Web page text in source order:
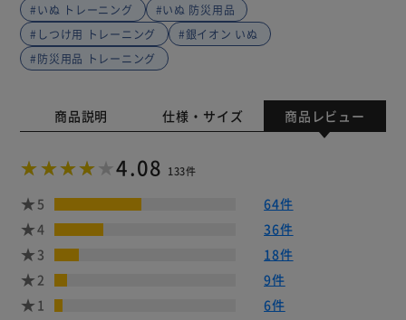
#いぬ トレーニング
#いぬ 防災用品
#しつけ用 トレーニング
#銀イオン いぬ
#防災用品 トレーニング
商品説明 仕様・サイズ 商品レビュー
4.08 133件
5
64件
4
36件
3
18件
2
9件
1
6件